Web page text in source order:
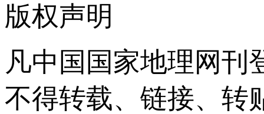
版权声明
凡中国国家地理网刊
不得转载、链接、转